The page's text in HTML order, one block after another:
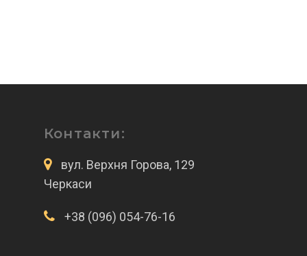
Контакти:
вул. Верхня Горова, 129
Черкаси
+38 (096) 054-76-16